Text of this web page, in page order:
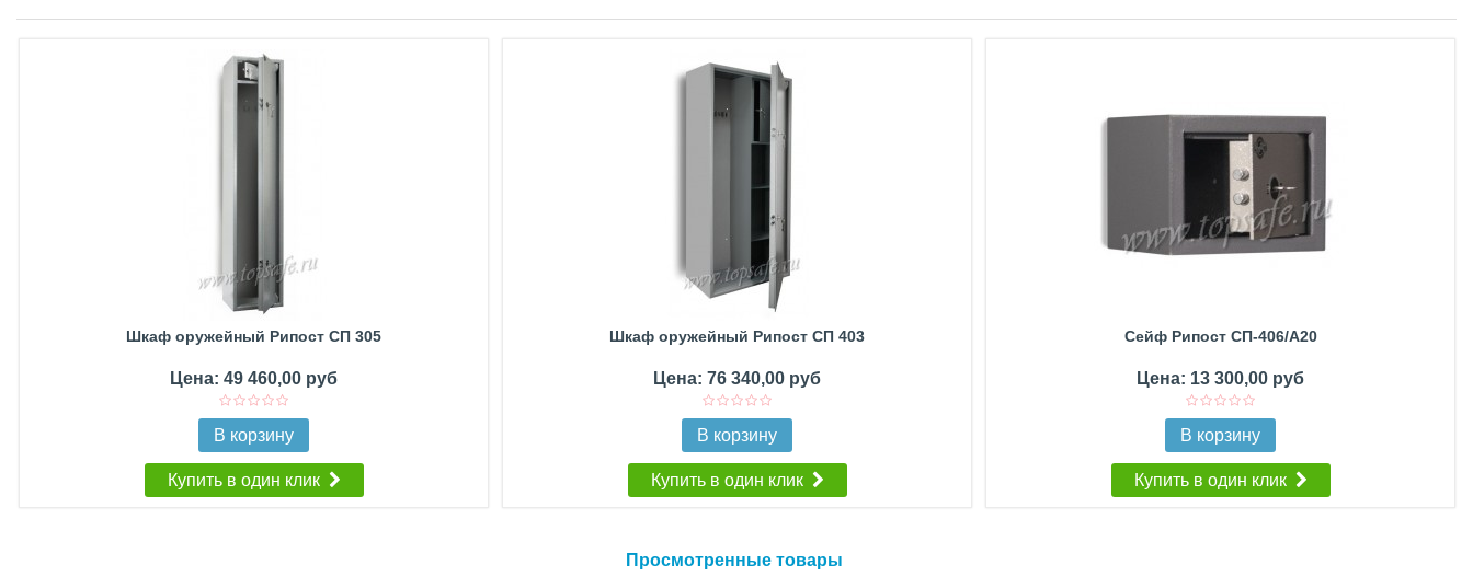
Шкаф оружейный Рипост СП 305
Цена: 49 460,00 руб
В корзину
Купить в один клик
Шкаф оружейный Рипост СП 403
Цена: 76 340,00 руб
В корзину
Купить в один клик
Сейф Рипост СП-406/А20
Цена: 13 300,00 руб
В корзину
Купить в один клик
Просмотренные товары